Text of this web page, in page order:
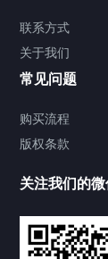
TCU温度控
Chiller气体
Chamber
联系方式
关于我们
常见问题
购买流程
版权条款
关注我们的